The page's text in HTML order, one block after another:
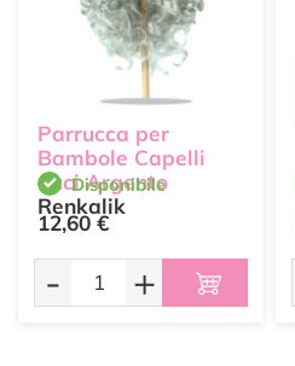
Parrucca per
Bambole Capelli
ricci Argento
Renkalik
Disponibile
12,60 €
- +